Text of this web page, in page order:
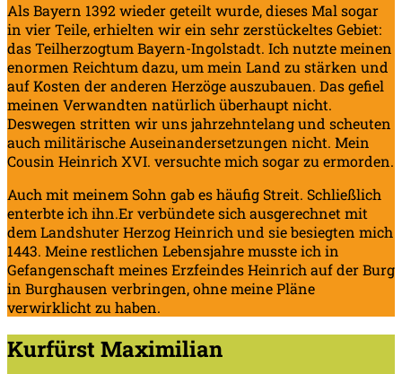
Als Bayern 1392 wieder geteilt wurde, dieses Mal sogar
in vier Teile, erhielten wir ein sehr zerstückeltes Gebiet:
das Teilherzogtum Bayern-Ingolstadt. Ich nutzte meinen
enormen Reichtum dazu, um mein Land zu stärken und
auf Kosten der anderen Herzöge auszubauen. Das gefiel
meinen Verwandten natürlich überhaupt nicht.
Deswegen stritten wir uns jahrzehntelang und scheuten
auch militärische Auseinandersetzungen nicht. Mein
Cousin Heinrich XVI. versuchte mich sogar zu ermorden.
Auch mit meinem Sohn gab es häufig Streit. Schließlich
enterbte ich ihn.Er verbündete sich ausgerechnet mit
dem Landshuter Herzog Heinrich und sie besiegten mich
1443. Meine restlichen Lebensjahre musste ich in
Gefangenschaft meines Erzfeindes Heinrich auf der Burg
in Burghausen verbringen, ohne meine Pläne
verwirklicht zu haben.
Kurfürst Maximilian